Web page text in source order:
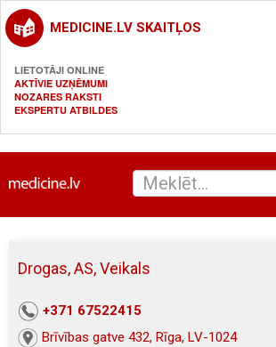
MEDICINE.LV SKAITĻOS
LIETOTĀJI ONLINE
AKTĪVIE UZŅĒMUMI
NOZARES RAKSTI
EKSPERTU ATBILDES
Drogas, AS, Veikals
+371 67522415
Brīvības gatve 432, Rīga, LV-1024